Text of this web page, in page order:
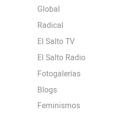
Global
Radical
El Salto TV
El Salto Radio
Fotogalerías
Blogs
Feminismos